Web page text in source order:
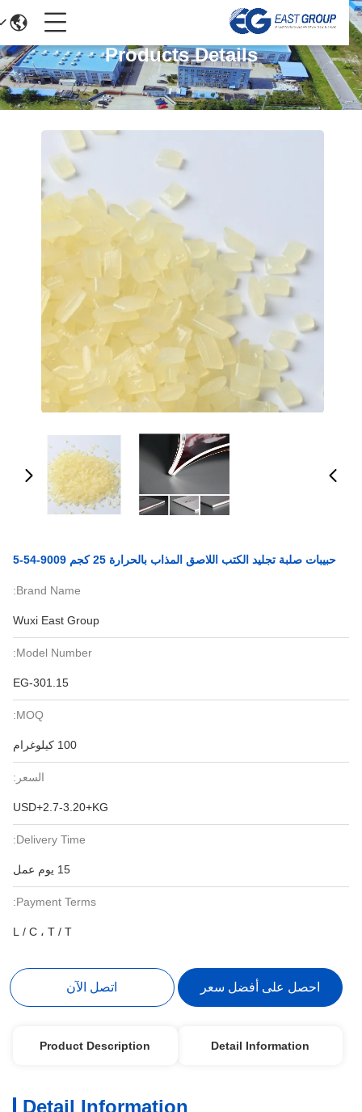
Products Details
حبيبات صلبة تجليد الكتب اللاصق المذاب بالحرارة 25 كجم 9009-54-5
Brand Name:
Wuxi East Group
Model Number:
EG-301.15
MOQ:
100 كيلوغرام
السعر:
USD+2.7-3.20+KG
Delivery Time:
15 يوم عمل
Payment Terms:
L / C ، T / T
احصل على أفضل سعر اتصل الآن
Detail Information
Product Description
Detail Information